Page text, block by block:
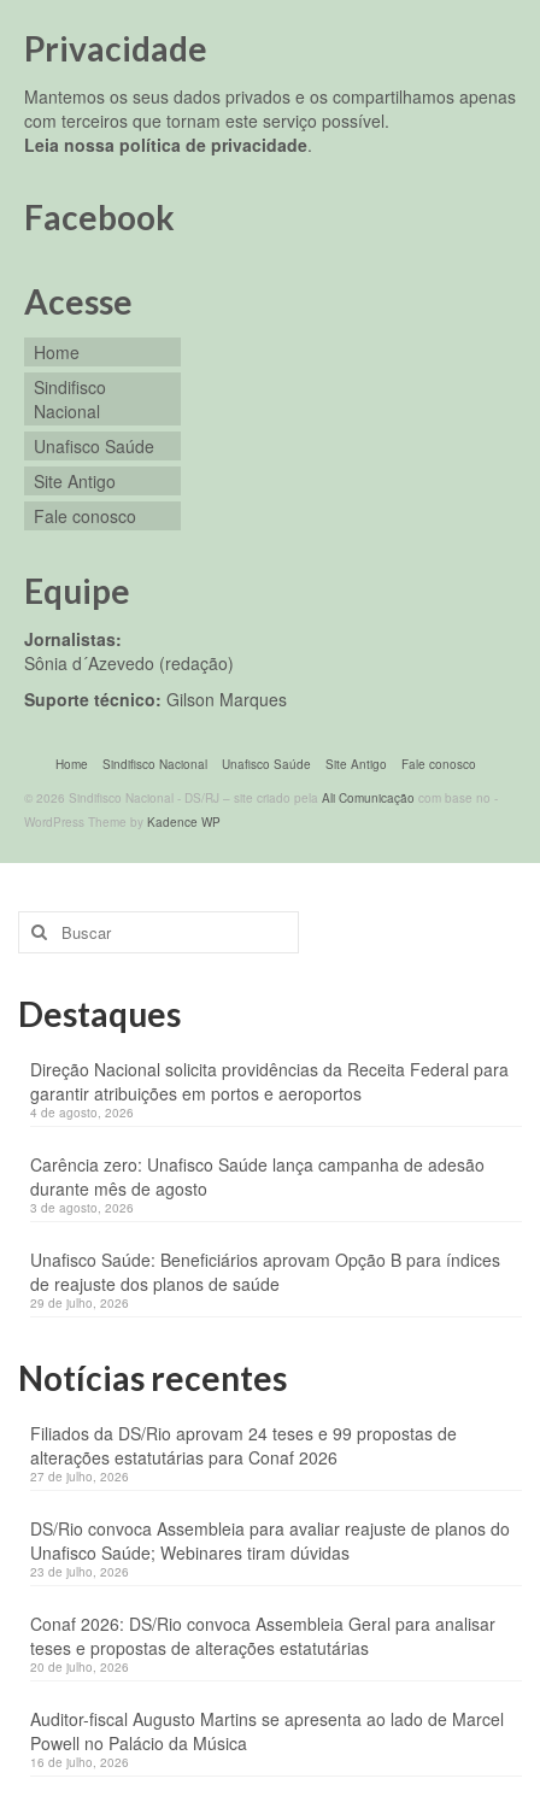
Privacidade
Mantemos os seus dados privados e os compartilhamos apenas
com terceiros que tornam este serviço possível.
Leia nossa política de privacidade.
Facebook
Acesse
Home
Sindifisco
Nacional
Unafisco Saúde
Site Antigo
Fale conosco
Equipe
Jornalistas:
Sônia d´Azevedo (redação)
Suporte técnico: Gilson Marques
Home Sindifisco Nacional Unafisco Saúde Site Antigo
Fale conosco
© 2026 Sindifisco Nacional - DS/RJ – site criado pela Ali Comunicação com base no -
WordPress Theme by Kadence WP
Buscar
por:
Destaques
Direção Nacional solicita providências da Receita Federal para
garantir atribuições em portos e aeroportos
4 de agosto, 2026
Carência zero: Unafisco Saúde lança campanha de adesão
durante mês de agosto
3 de agosto, 2026
Unafisco Saúde: Beneficiários aprovam Opção B para índices
de reajuste dos planos de saúde
29 de julho, 2026
Notícias recentes
Filiados da DS/Rio aprovam 24 teses e 99 propostas de
alterações estatutárias para Conaf 2026
27 de julho, 2026
DS/Rio convoca Assembleia para avaliar reajuste de planos do
Unafisco Saúde; Webinares tiram dúvidas
23 de julho, 2026
Conaf 2026: DS/Rio convoca Assembleia Geral para analisar
teses e propostas de alterações estatutárias
20 de julho, 2026
Auditor-fiscal Augusto Martins se apresenta ao lado de Marcel
Powell no Palácio da Música
16 de julho, 2026